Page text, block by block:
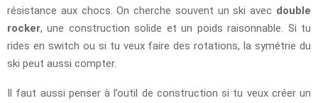
résistance aux chocs. On cherche souvent un ski avec double
rocker, une construction solide et un poids raisonnable. Si tu
rides en switch ou si tu veux faire des rotations, la symétrie du
ski peut aussi compter.
Il faut aussi penser à l’outil de construction si tu veux créer un